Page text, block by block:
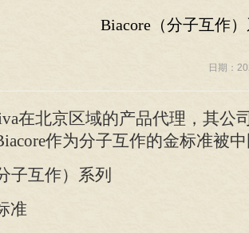
Biacore（分子互作
日期：
在北京区域的产品代理，其公
作为分子互作的金标准被中
子互作）系列
准